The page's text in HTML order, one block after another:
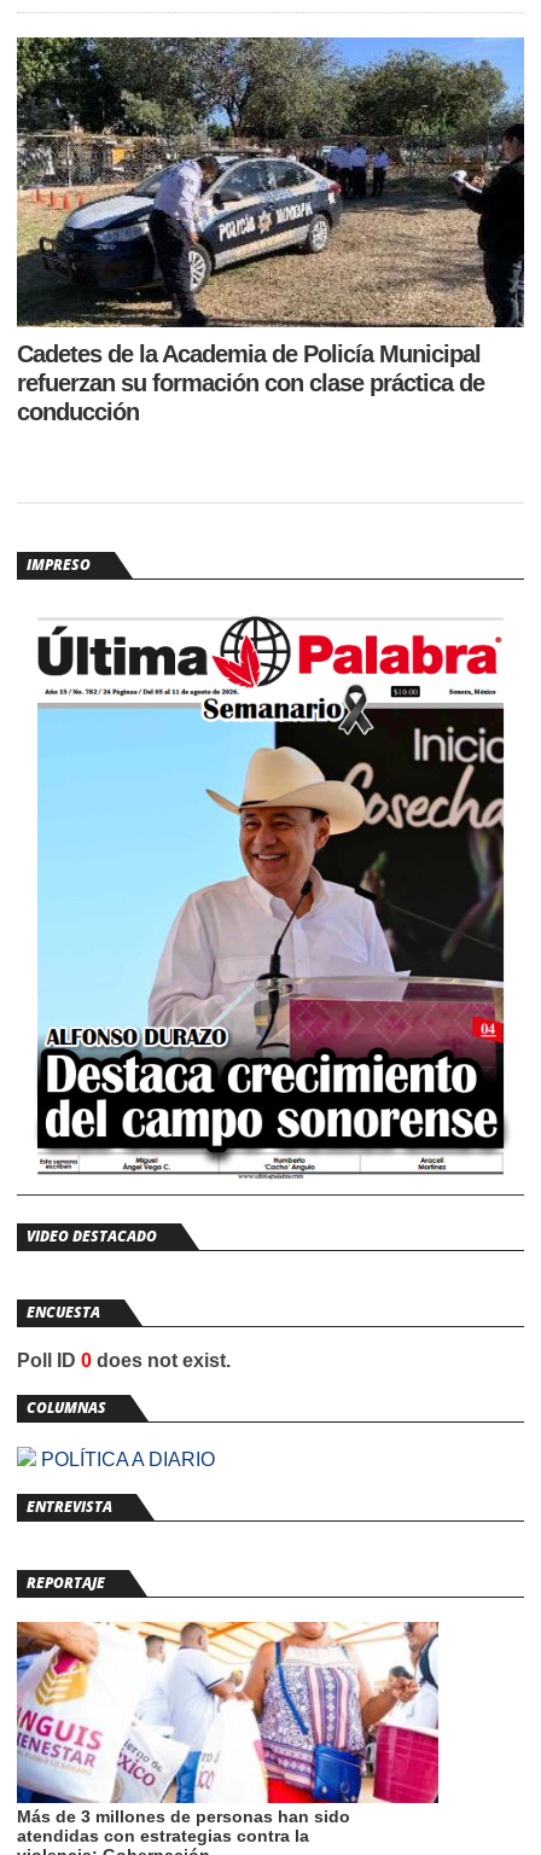
Cadetes de la Academia de Policía Municipal
refuerzan su formación con clase práctica de
conducción
IMPRESO
VIDEO DESTACADO
ENCUESTA
Poll ID 0 does not exist.
COLUMNAS
POLÍTICA A DIARIO
ENTREVISTA
REPORTAJE
Más de 3 millones de personas han sido
atendidas con estrategias contra la